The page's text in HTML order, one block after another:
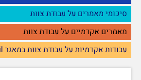
סיכומי מאמרים על עבודת צוות
מאמרים אקדמיים על עבודת צוות
עבודות אקדמיות על עבודת צוות במאגר Seminarion.co.il